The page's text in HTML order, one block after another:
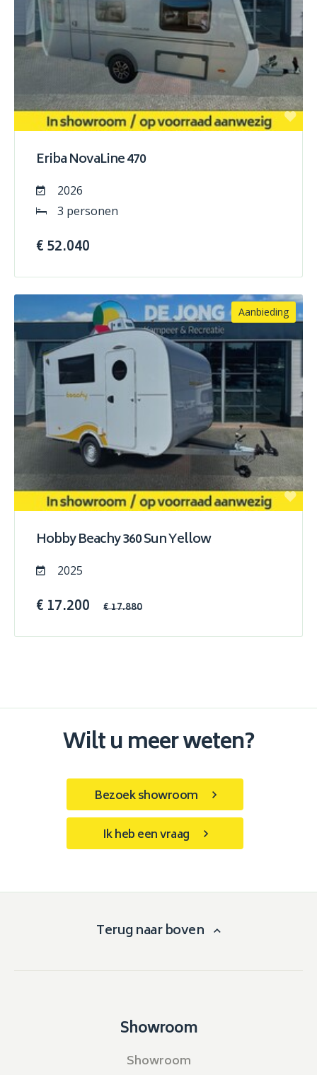
Eriba NovaLine 470
2026
3 personen
€ 52.040
Aanbieding
Hobby Beachy 360 Sun Yellow
2025
€ 17.200 € 17.880
Wilt u meer weten?
Bezoek showroom
Ik heb een vraag
Terug naar boven
Showroom
Showroom